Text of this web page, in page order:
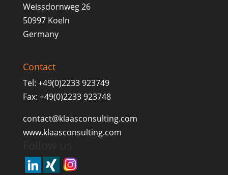
Weissdornweg 26
50997 Koeln
Germany
Contact
Tel: +49(0)2233 923749
Fax: +49(0)2233 923748
contact@klaasconsulting.com
www.klaasconsulting.com